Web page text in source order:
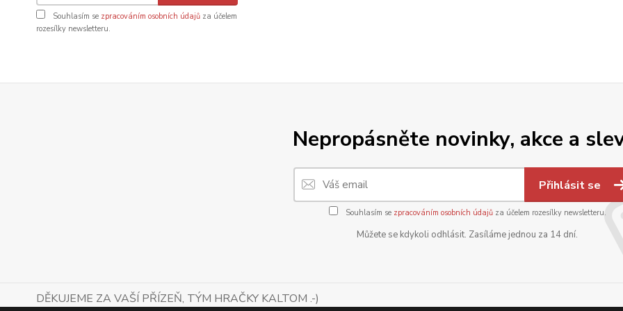
Souhlasím se zpracováním osobních údajů za účelem
rozesílky newsletteru.
Nepropásněte novinky, akce a
Přihlásit se
Souhlasím se zpracováním osobních údajůza účelem rozesílky newsletteru.
Můžete se kdykoli odhlásit. Zasíláme jednou za 14 dní.
DĚKUJEME ZA VAŠÍ PŘÍZEŇ, TÝM HRAČKY KALTOM .-)